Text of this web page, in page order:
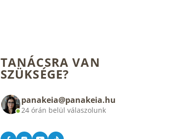
TANÁCSRA VAN
SZÜKSÉGE?
panakeia@panakeia.hu
24 órán belül válaszolunk